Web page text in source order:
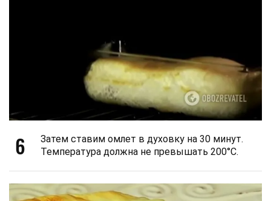
6
Затем ставим омлет в духовку на 30 минут.
Температура должна не превышать 200°С.